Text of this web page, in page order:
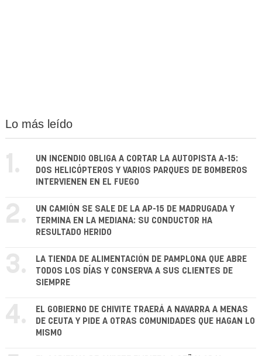
Lo más leído
1.
UN INCENDIO OBLIGA A CORTAR LA AUTOPISTA A-15:
DOS HELICÓPTEROS Y VARIOS PARQUES DE BOMBEROS
INTERVIENEN EN EL FUEGO
2.
UN CAMIÓN SE SALE DE LA AP-15 DE MADRUGADA Y
TERMINA EN LA MEDIANA: SU CONDUCTOR HA
RESULTADO HERIDO
3.
LA TIENDA DE ALIMENTACIÓN DE PAMPLONA QUE ABRE
TODOS LOS DÍAS Y CONSERVA A SUS CLIENTES DE
SIEMPRE
4.
EL GOBIERNO DE CHIVITE TRAERÁ A NAVARRA A MENAS
DE CEUTA Y PIDE A OTRAS COMUNIDADES QUE HAGAN LO
MISMO